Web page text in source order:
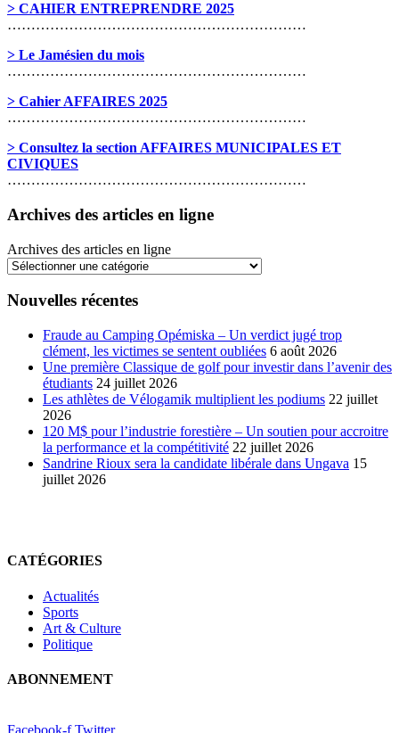
> CAHIER ENTREPRENDRE 2025
………………………………………………………
> Le Jamésien du mois
………………………………………………………
> Cahier AFFAIRES 2025
………………………………………………………
> Consultez la section AFFAIRES MUNICIPALES ET
CIVIQUES
………………………………………………………
Archives des articles en ligne
Archives des articles en ligne
Nouvelles récentes
Fraude au Camping Opémiska – Un verdict jugé trop
clément, les victimes se sentent oubliées 6 août 2026
Une première Classique de golf pour investir dans l’avenir des
étudiants 24 juillet 2026
Les athlètes de Vélogamik multiplient les podiums 22 juillet
2026
120 M$ pour l’industrie forestière – Un soutien pour accroitre
la performance et la compétitivité 22 juillet 2026
Sandrine Rioux sera la candidate libérale dans Ungava 15
juillet 2026
CATÉGORIES
Actualités
Sports
Art & Culture
Politique
ABONNEMENT